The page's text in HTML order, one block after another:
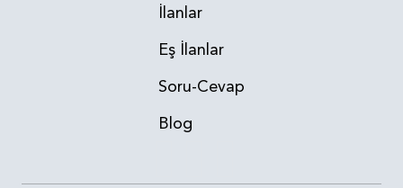
İlanlar
Eş İlanlar
Soru-Cevap
Blog